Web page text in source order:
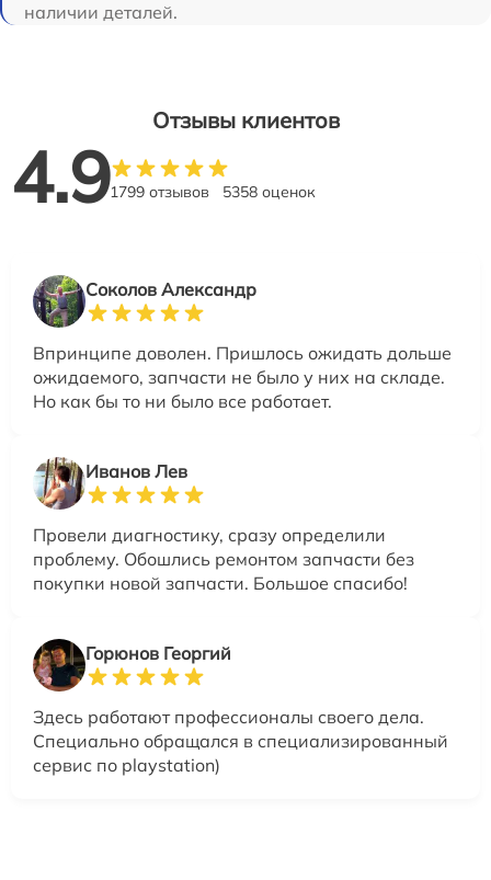
наличии деталей.
Отзывы клиентов
4.91799 отзывов 5358 оценок
Соколов Александр
Впринципе доволен. Пришлось ожидать дольше
ожидаемого, запчасти не было у них на складе.
Но как бы то ни было все работает.
Иванов Лев
Провели диагностику, сразу определили
проблему. Обошлись ремонтом запчасти без
покупки новой запчасти. Большое спасибо!
Горюнов Георгий
Здесь работают профессионалы своего дела.
Специально обращался в специализированный
сервис по playstation)